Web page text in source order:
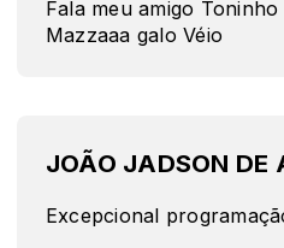
Fala meu amigo Toninho
Mazzaaa galo Véio
Excepcional